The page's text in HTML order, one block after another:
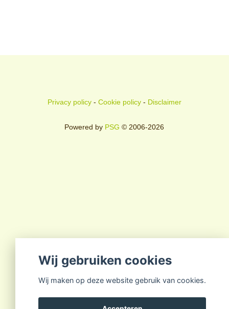
Privacy policy- Cookie policy- Disclaimer
Powered by PSG © 2006-2026
Wij gebruiken cookies
Wij maken op deze website gebruik van cookies.